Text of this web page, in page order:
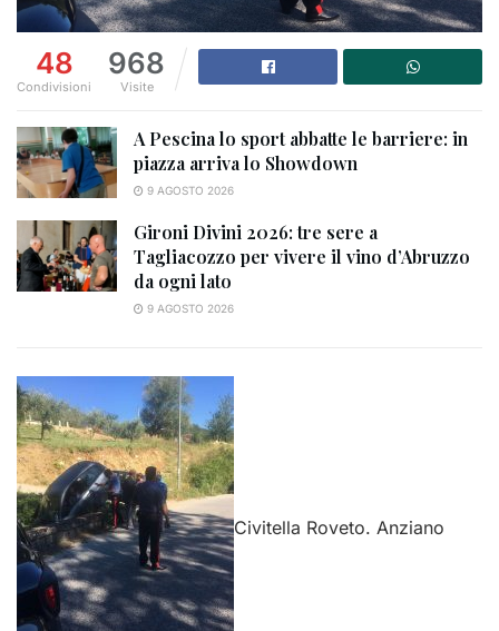
48
Condivisioni
968
Visite
A Pescina lo sport abbatte le barriere: in
piazza arriva lo Showdown
9 AGOSTO 2026
Gironi Divini 2026: tre sere a
Tagliacozzo per vivere il vino d’Abruzzo
da ogni lato
9 AGOSTO 2026
Civitella Roveto. Anziano